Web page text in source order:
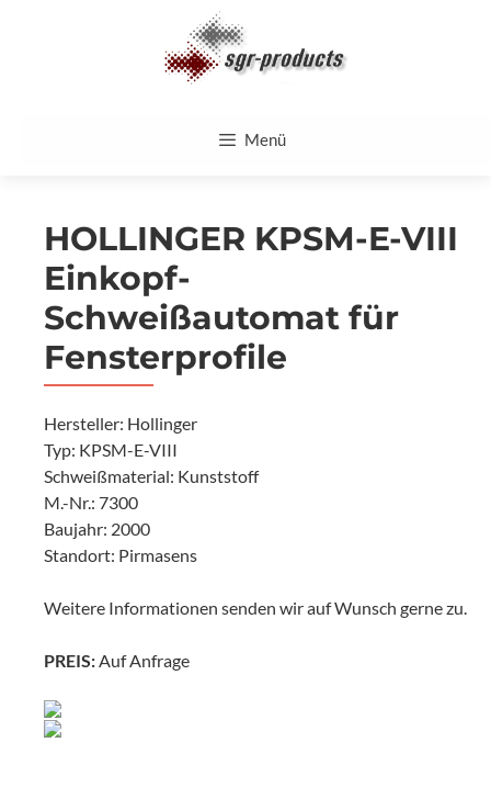
Menü
HOLLINGER KPSM-E-VIII
Einkopf-
Schweißautomat für
Fensterprofile
Hersteller: Hollinger
Typ: KPSM-E-VIII
Schweißmaterial: Kunststoff
M.-Nr.: 7300
Baujahr: 2000
Standort: Pirmasens
Weitere Informationen senden wir auf Wunsch gerne zu.
PREIS:Auf Anfrage